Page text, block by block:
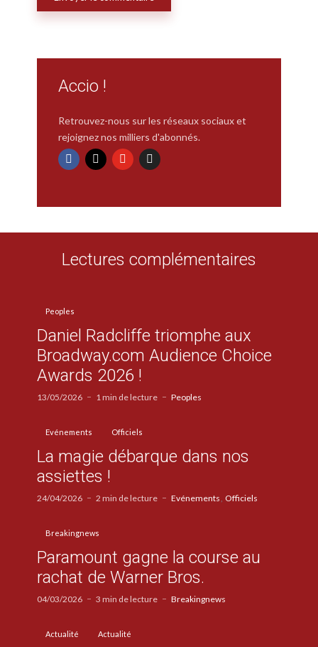
Accio !
Retrouvez-nous sur les réseaux sociaux et
rejoignez nos milliers d'abonnés.
Lectures complémentaires
Peoples
Daniel Radcliffe triomphe aux
Broadway.com Audience Choice
Awards 2026 !
13/05/2026 1 min de lecture Peoples
Evénements Officiels
La magie débarque dans nos
assiettes !
24/04/2026 2 min de lecture Evénements Officiels
Breakingnews
Paramount gagne la course au
rachat de Warner Bros.
04/03/2026 3 min de lecture Breakingnews
Actualité Actualité